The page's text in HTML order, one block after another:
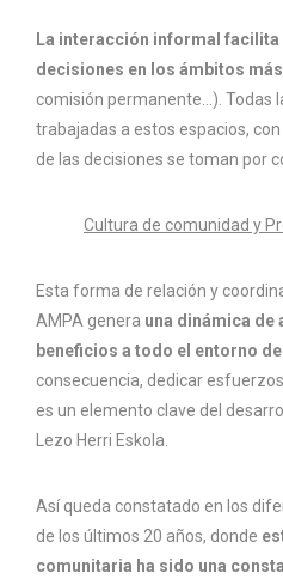
La interacción informal facilita
decisiones en los ámbitos
comisión permanente…). Todas
trabajadas a estos espacios,
de las decisiones se toman por
Cultura de comunidad y
Esta forma de relación y
AMPA genera una dinámica de
beneficios a todo el entorno
consecuencia, dedicar
es un elemento clave del
Lezo Herri Eskola.
Así queda constatado en los
de los últimos 20 años, donde
comunitaria ha sido una